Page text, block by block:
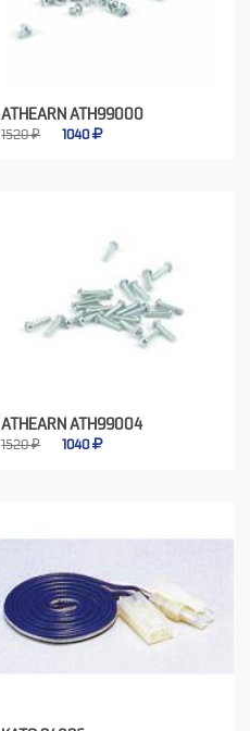
ATHEARN ATH99000
1520 ₽ 1040
ATHEARN ATH99004
1520 ₽ 1040